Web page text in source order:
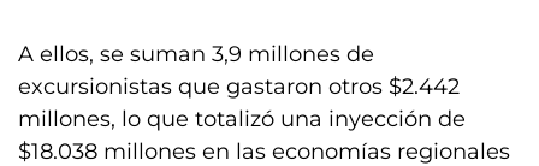
A ellos, se suman 3,9 millones de
excursionistas que gastaron otros $2.442
millones, lo que totalizó una inyección de
$18.038 millones en las economías regionales